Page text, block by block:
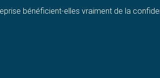
bénéficient-elles vraiment de la